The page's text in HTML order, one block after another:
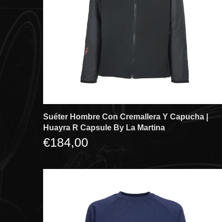
Suéter Hombre Con Cremallera Y Capucha |
Huayra R Capsule By La Martina
€184,00